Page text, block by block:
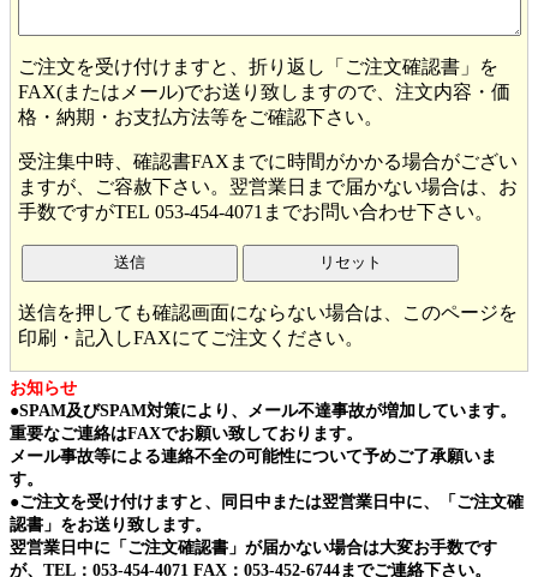
ご注文を受け付けますと、折り返し「ご注文確認書」を
FAX(またはメール)でお送り致しますので、注文内容・価
格・納期・お支払方法等をご確認下さい。
受注集中時、確認書FAXまでに時間がかかる場合がござい
ますが、ご容赦下さい。翌営業日まで届かない場合は、お
手数ですがTEL 053-454-4071までお問い合わせ下さい。
送信 リセット
送信を押しても確認画面にならない場合は、このページを
印刷・記入しFAXにてご注文ください。
お知らせ
●SPAM及びSPAM対策により、メール不達事故が増加しています。
重要なご連絡はFAXでお願い致しております。
メール事故等による連絡不全の可能性について予めご了承願いま
す。
●ご注文を受け付けますと、同日中または翌営業日中に、「ご注文確
認書」をお送り致します。
翌営業日中に「ご注文確認書」が届かない場合は大変お手数です
が、TEL：053-454-4071 FAX：053-452-6744までご連絡下さい。